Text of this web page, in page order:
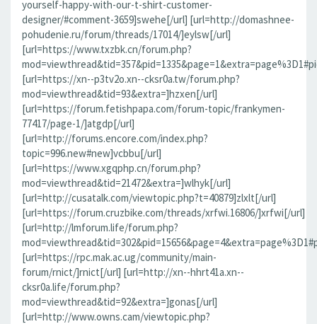
yourself-happy-with-our-t-shirt-customer-
designer/#comment-3659]swehe[/url] [url=http://domashnee-
pohudenie.ru/forum/threads/17014/]eylsw[/url]
[url=https://www.txzbk.cn/forum.php?
[url=https://xn--p3tv2o.xn--cksr0a.tw/forum.php?
mod=viewthread&tid=93&extra=]hzxen[/url]
[url=https://forum.fetishpapa.com/forum-topic/frankymen-
77417/page-1/]atgdp[/url]
[url=http://forums.encore.com/index.php?
topic=996.new#new]vcbbu[/url]
[url=https://www.xgqphp.cn/forum.php?
mod=viewthread&tid=21472&extra=]wlhyk[/url]
[url=http://cusatalk.com/viewtopic.php?t=40879]zlxlt[/url]
[url=https://forum.cruzbike.com/threads/xrfwi.16806/]xrfwi[/url]
[url=http://lmforum.life/forum.php?
[url=https://rpc.mak.ac.ug/community/main-
forum/rnict/]rnict[/url] [url=http://xn--hhrt41a.xn--
cksr0a.life/forum.php?
mod=viewthread&tid=92&extra=]gonas[/url]
[url=http://www.owns.cam/viewtopic.php?